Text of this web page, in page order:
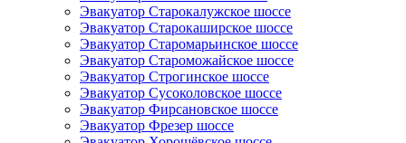
Эвакуатор Старокалужское шоссе
Эвакуатор Старокаширское шоссе
Эвакуатор Старомарьинское шоссе
Эвакуатор Староможайское шоссе
Эвакуатор Строгинское шоссе
Эвакуатор Сусоколовское шоссе
Эвакуатор Фирсановское шоссе
Эвакуатор Фрезер шоссе